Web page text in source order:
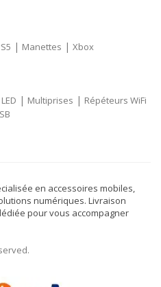
| Manettes | Xbox
| Multiprises | Répéteurs WiFi
en accessoires mobiles,
numériques. Livraison
pour vous accompagner